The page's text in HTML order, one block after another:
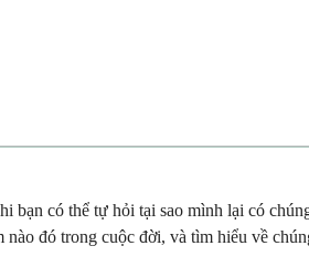
có thể tự hỏi tại sao mình lại có
đó trong cuộc đời, và tìm hiểu về